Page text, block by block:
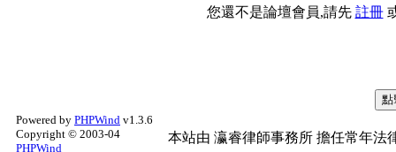
您還不是論壇會員,請先 註冊
Powered by PHPWind v1.3.6
Copyright © 2003-04
PHPWind
本站由 瀛睿律師事務所 擔任常年法